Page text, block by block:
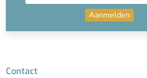
Aanmelden
Contact